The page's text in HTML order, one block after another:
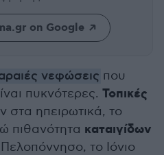
on Google
νεφώσεις που
πυκνότερες. Τοπικές
στα ηπειρωτικά, το
πιθανότητα καταιγίδων
το Ιόνιο